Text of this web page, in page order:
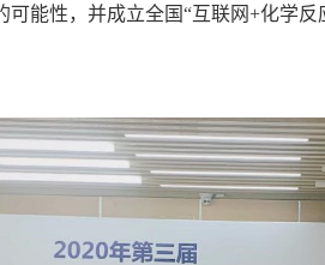
能性，并成立全国“互联网+化学